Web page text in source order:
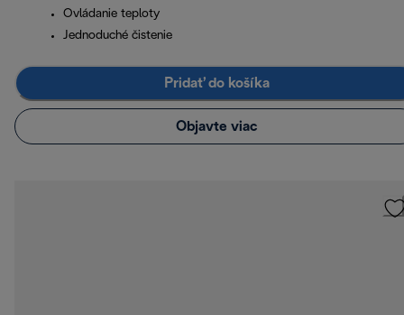
Ovládanie teploty
Jednoduché čistenie
Pridať do košíka
Objavte viac